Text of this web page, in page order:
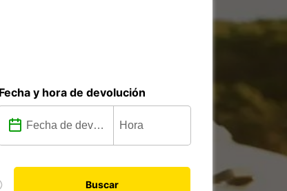
Fecha y hora de devolución
Buscar